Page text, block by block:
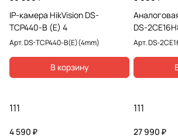
IP-камера HikVision DS-
TCP440-B (E) 4
Арт.DS-TCP440-B(E)(4mm)
В корзину
DS-
Арт.DS-
111
4 590 ₽
111
27 990 ₽